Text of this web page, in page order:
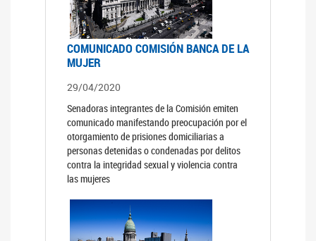
COMUNICADO COMISIÓN BANCA DE LA
MUJER
29/04/2020
Senadoras integrantes de la Comisión emiten
comunicado manifestando preocupación por el
otorgamiento de prisiones domiciliarias a
personas detenidas o condenadas por delitos
contra la integridad sexual y violencia contra
las mujeres